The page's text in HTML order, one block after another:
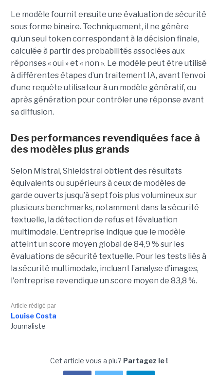
Le modèle fournit ensuite une évaluation de sécurité
sous forme binaire. Techniquement, il ne génère
qu’un seul token correspondant à la décision finale,
calculée à partir des probabilités associées aux
réponses « oui » et « non ». Le modèle peut être utilisé
à différentes étapes d’un traitement IA, avant l’envoi
d’une requête utilisateur à un modèle génératif, ou
après génération pour contrôler une réponse avant
sa diffusion.
Des performances revendiquées face à
des modèles plus grands
Selon Mistral, Shieldstral obtient des résultats
équivalents ou supérieurs à ceux de modèles de
garde ouverts jusqu’à sept fois plus volumineux sur
plusieurs benchmarks, notamment dans la sécurité
textuelle, la détection de refus et l’évaluation
multimodale. L’entreprise indique que le modèle
atteint un score moyen global de 84,9 % sur les
évaluations de sécurité textuelle. Pour les tests liés à
la sécurité multimodale, incluant l’analyse d’images,
l'entreprise revendique un score moyen de 83,8 %.
Article rédigé par
Louise Costa
Journaliste
Cet article vous a plu? Partagez le !